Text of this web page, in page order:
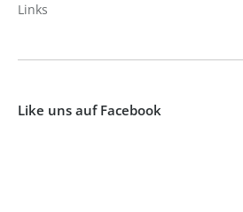
Links
Like uns auf Facebook